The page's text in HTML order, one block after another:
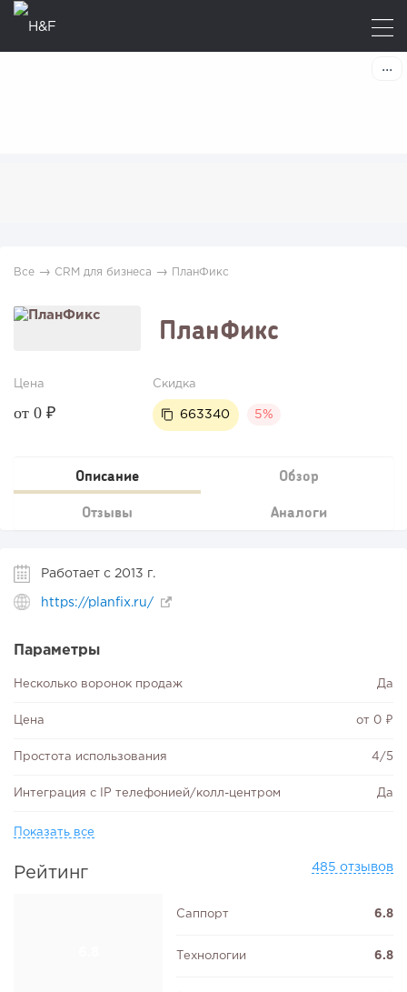
Все → CRM для бизнеса → ПланФикс
ПланФикс
Скидка
663340 5%
Цена
от 0 ₽
Описание Обзор
Отзывы Аналоги
Работает с 2013 г.
https://planfix.ru/
Параметры
Несколько воронок продаж Да
Цена от 0 ₽
Простота использования 4/5
Интеграция с IP телефонией/колл-центром Да
Показать все
Рейтинг 485 отзывов
Саппорт 6.8
Технологии 6.8